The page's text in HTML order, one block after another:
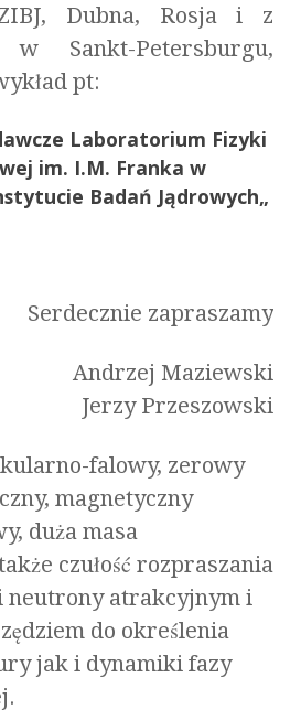
Dubna, Rosja i z
w Sankt-Petersburgu,
pt:
Laboratorium Fizyki
im. I.M. Franka w
Badań Jądrowych„
Serdecznie zapraszamy
Andrzej Maziewski
Jerzy Przeszowski
falowy, zerowy
magnetyczny
duża masa
czułość rozpraszania
neutrony atrakcyjnym i
do określenia
jak i dynamiki fazy